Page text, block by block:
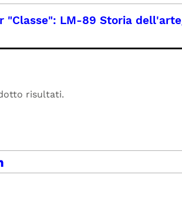
"Classe": LM-89 Storia dell'arte
risultati.